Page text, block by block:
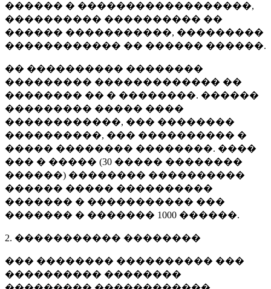
������ � ������������������,
���������� ���������� ��
������ �����������, ���������
������������ �� ������ ������.
�� ���������� ��������
��������� ������������� ��
�������� �� � ��������. ������
��������� ����� ����
������������, ��� ��������
����������, ��� ���������� �
����� �������� ��������. ����
��� � ����� (30 ����� ��������
������) �������� ����������
������ ����� ����������
������� � ����������� ���
������� � ������� 1000 ������.
2. ����������� ��������
��� �������� ���������� ���
���������� ��������